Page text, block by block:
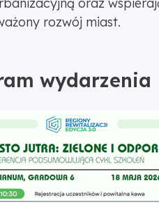
rozwój miast.
wydarzenia